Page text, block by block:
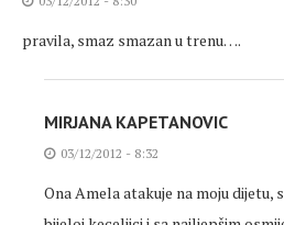
pravila, smaz smazan u trenu….
MIRJANA KAPETANOVIC
03/12/2012 - 8:32
Ona Amela atakuje na moju dijetu,